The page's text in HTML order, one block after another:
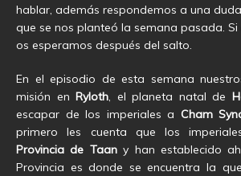
hablar, además respondemos a una
que se nos planteó la semana pasada. Si
os esperamos después del salto.
En el episodio de esta semana
misión en Ryloth, el planeta natal de
escapar de los imperiales a Cham
primero les cuenta que los
Provincia de Taany han establecido
Provincia es donde se encuentra la